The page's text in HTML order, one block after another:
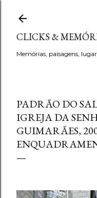
CLICKS &
Memórias, paisagens,
PADRÃO DO
IGREJA DA
GUIMARÃES,